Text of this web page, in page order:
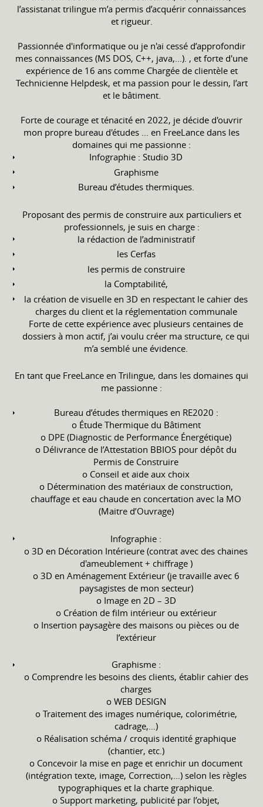
l’assistanat trilingue m’a permis d’acquérir connaissances
et rigueur.
Passionnée d'informatique ou je n'ai cessé d’approfondir
mes connaissances (MS DOS, C++, java,...). , et forte d'une
expérience de 16 ans comme Chargée de clientèle et
Technicienne Helpdesk, et ma passion pour le dessin, l’art
et le bâtiment.
Forte de courage et ténacité en 2022, je décide d'ouvrir
mon propre bureau d'études ... en FreeLance dans les
domaines qui me passionne :
Infographie : Studio 3D
Graphisme
Bureau d’études thermiques.
Proposant des permis de construire aux particuliers et
professionnels, je suis en charge :
la rédaction de l’administratif
les Cerfas
les permis de construire
la Comptabilité,
la création de visuelle en 3D en respectant le cahier des
charges du client et la réglementation communale
Forte de cette expérience avec plusieurs centaines de
dossiers à mon actif, j’ai voulu créer ma structure, ce qui
m’a semblé une évidence.
En tant que FreeLance en Trilingue, dans les domaines qui
me passionne :
Bureau d’études thermiques en RE2020 :
o Étude Thermique du Bâtiment
o DPE (Diagnostic de Performance Énergétique)
o Délivrance de l’Attestation BBIOS pour dépôt du
Permis de Construire
o Conseil et aide aux choix
o Détermination des matériaux de construction,
chauffage et eau chaude en concertation avec la MO
(Maitre d’Ouvrage)
Infographie :
o 3D en Décoration Intérieure (contrat avec des chaines
d'ameublement + chiffrage )
o 3D en Aménagement Extérieur (je travaille avec 6
paysagistes de mon secteur)
o Image en 2D – 3D
o Création de film intérieur ou extérieur
o Insertion paysagère des maisons ou pièces ou de
l’extérieur
Graphisme :
o Comprendre les besoins des clients, établir cahier des
charges
o WEB DESIGN
o Traitement des images numérique, colorimétrie,
cadrage,…)
o Réalisation schéma / croquis identité graphique
(chantier, etc.)
o Concevoir la mise en page et enrichir un document
(intégration texte, image, Correction,…) selon les règles
typographiques et la charte graphique.
o Support marketing, publicité par l’objet,